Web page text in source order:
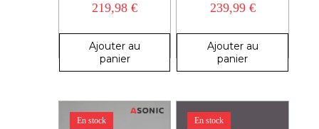
219,98€
Ajouter au
panier
239,99 €
Ajouter au
panier
En stock En stock